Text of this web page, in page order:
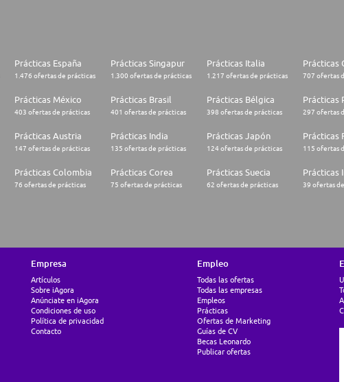
Prácticas España
1.476 ofertas de prácticas
Prácticas Singapur
1.300 ofertas de prácticas
Prácticas Italia
1.217 ofertas de prácticas
Prácticas
707 ofertas
Prácticas México
403 ofertas de prácticas
Prácticas Brasil
401 ofertas de prácticas
Prácticas Bélgica
398 ofertas de prácticas
Prácticas
297 ofertas
Prácticas Austria
147 ofertas de prácticas
Prácticas India
135 ofertas de prácticas
Prácticas Japón
124 ofertas de prácticas
Prácticas
115 ofertas
Prácticas Colombia
76 ofertas de prácticas
Prácticas Corea
75 ofertas de prácticas
Prácticas Suecia
62 ofertas de prácticas
Prácticas
39 ofertas
Empresa
Artículos
Sobre iAgora
Anúnciate en iAgora
Condiciones de uso
Política de privacidad
Contacto
Empleo
Todas las ofertas
Todas las empresas
Empleos
Prácticas
Ofertas de Marketing
Guías de CV
Becas Leonardo
Publicar ofertas